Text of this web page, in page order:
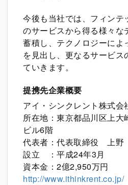
今後も当社では、フィンテ
のサービスから得る様々な
蓄積し、テクノロジーによ
を見出し、更なるサービス
ていきます。
提携先企業概要
アイ・シンクレント株式会
所在地：東京都品川区上
ビル6階
代表者：代表取締役 上
設立 ：平成24年3月
資本金：2億2,950万円
http://www.ithinkrent.co.jp/